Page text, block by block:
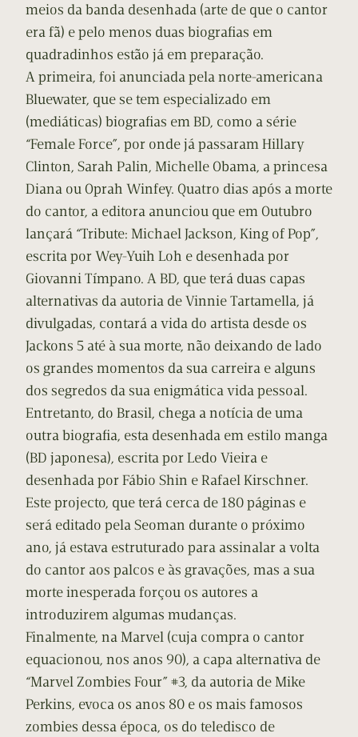
meios da banda desenhada (arte de que o cantor
era fã) e pelo menos duas biografias em
quadradinhos estão já em preparação.
A primeira, foi anunciada pela norte-americana
Bluewater, que se tem especializado em
(mediáticas) biografias em BD, como a série
“Female Force”, por onde já passaram Hillary
Clinton, Sarah Palin, Michelle Obama, a princesa
Diana ou Oprah Winfey. Quatro dias após a morte
do cantor, a editora anunciou que em Outubro
lançará “Tribute: Michael Jackson, King of Pop”,
escrita por Wey-Yuih Loh e desenhada por
Giovanni Tímpano. A BD, que terá duas capas
alternativas da autoria de Vinnie Tartamella, já
divulgadas, contará a vida do artista desde os
Jackons 5 até à sua morte, não deixando de lado
os grandes momentos da sua carreira e alguns
dos segredos da sua enigmática vida pessoal.
Entretanto, do Brasil, chega a notícia de uma
outra biografia, esta desenhada em estilo manga
(BD japonesa), escrita por Ledo Vieira e
desenhada por Fábio Shin e Rafael Kirschner.
Este projecto, que terá cerca de 180 páginas e
será editado pela Seoman durante o próximo
ano, já estava estruturado para assinalar a volta
do cantor aos palcos e às gravações, mas a sua
morte inesperada forçou os autores a
introduzirem algumas mudanças.
Finalmente, na Marvel (cuja compra o cantor
equacionou, nos anos 90), a capa alternativa de
“Marvel Zombies Four” #3, da autoria de Mike
Perkins, evoca os anos 80 e os mais famosos
zombies dessa época, os do teledisco de